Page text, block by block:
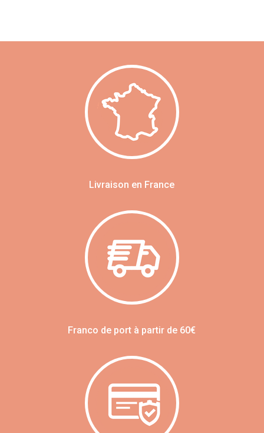
Livraison en France
Franco de port à partir de 60€